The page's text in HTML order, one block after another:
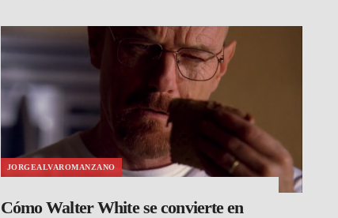
JORGEALVAROMANZANO
Cómo Walter White se convierte en